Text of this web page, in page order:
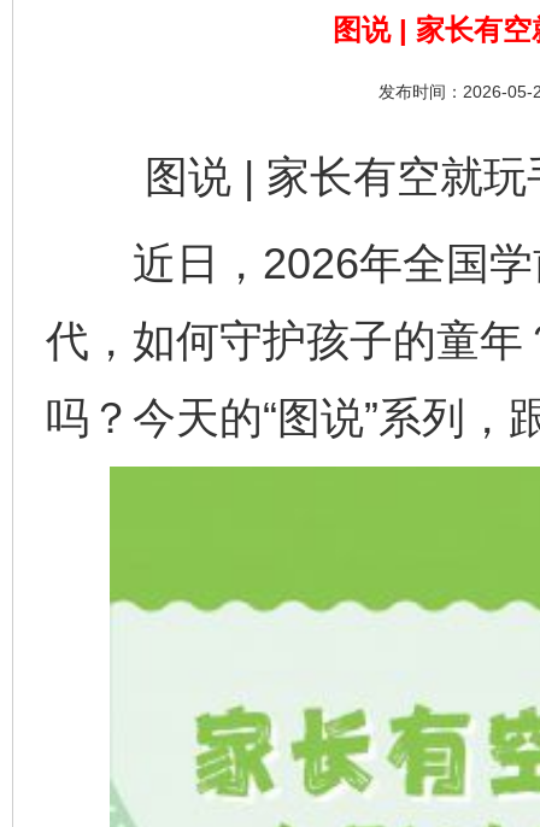
图说 | 家长有
发布时间：2026-
图说 | 家长有空就玩
近日，2026年全国学
代，如何守护孩子的童
吗？今天的“图说”系列